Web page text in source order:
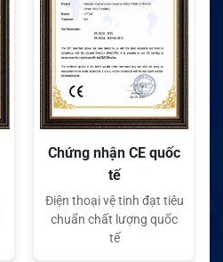
Chứng nhận CE quốc
tế
Điện thoại vệ tinh đạt tiêu
chuẩn chất lượng quốc
tế